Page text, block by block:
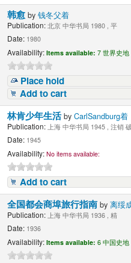
韩愈by钱冬父着
Publication: 北京 中华书局 1980 , 平
Date: 1980
Availability: Items available: 7 世界史
Place hold
Add to cart
林肯少年生活byCarlSandburg着
Publication: 上海 中华书局 1945 , 注销
Date: 1945
Availability: No items available:
Add to cart
全国都会商埠旅行指南by离绥
Publication: 上海 中华书局 1936 , 精
Date: 1936
Availability: Items available: 6 中国史